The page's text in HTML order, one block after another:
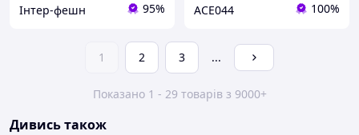
Інтер-фешн 95% ACE044 100%
1 2 3 ...
Показано 1 - 29 товарів з 9000+
Дивись також